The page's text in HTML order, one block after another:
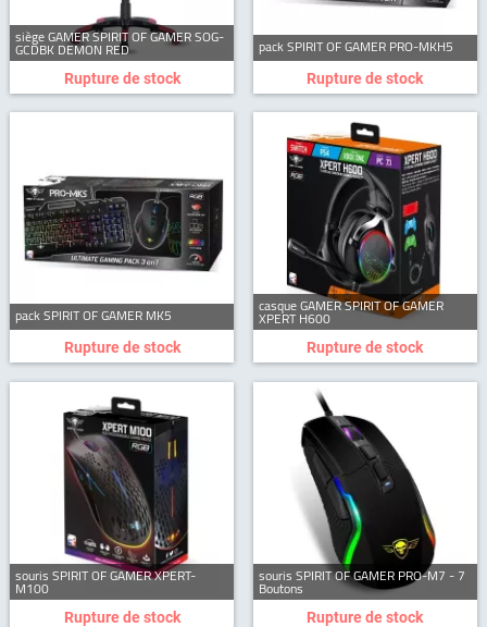
siège GAMER SPIRIT OF GAMER SOG-
GCDBK DEMON RED
Rupture de stock
pack SPIRIT OF GAMER PRO-MKH5
Rupture de stock
pack SPIRIT OF GAMER MK5
Rupture de stock
casque GAMER SPIRIT OF GAMER
XPERT H600
Rupture de stock
souris SPIRIT OF GAMER XPERT-
M100
Rupture de stock
souris SPIRIT OF GAMER PRO-M7 - 7
Boutons
Rupture de stock